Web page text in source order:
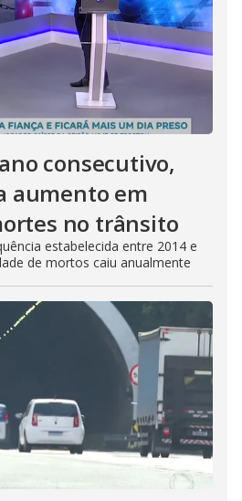
consecutivo,
aumento em
no trânsito
estabelecida entre 2014 e
de mortos caiu anualmente